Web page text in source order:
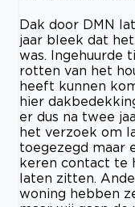
Dak door DMN
jaar bleek dat
was. Ingehuurde
rotten van het
heeft kunnen
hier
er dus na twee
het verzoek om
toegezegd maar
keren contact te
laten zitten.
woning hebben